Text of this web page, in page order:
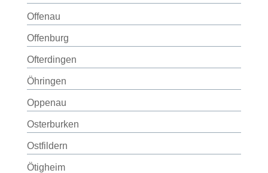
Offenau
Offenburg
Ofterdingen
Öhringen
Oppenau
Osterburken
Ostfildern
Ötigheim